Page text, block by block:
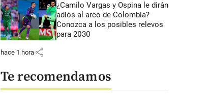
¿Camilo Vargas y Ospina le dirán
adiós al arco de Colombia?
Conozca a los posibles relevos
para 2030
hace 1 hora share
Te recomendamos